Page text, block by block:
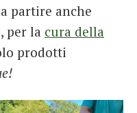
partire anche
per la cura della
prodotti